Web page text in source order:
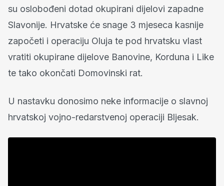
su oslobođeni dotad okupirani dijelovi zapadne
Slavonije. Hrvatske će snage 3 mjeseca kasnije
započeti i operaciju Oluja te pod hrvatsku vlast
vratiti okupirane dijelove Banovine, Korduna i Like
te tako okončati Domovinski rat.
U nastavku donosimo neke informacije o slavnoj
hrvatskoj vojno-redarstvenoj operaciji Bljesak.